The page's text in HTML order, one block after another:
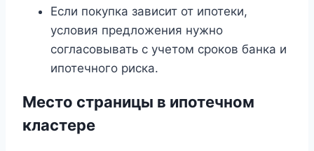
Если покупка зависит от ипотеки,
условия предложения нужно
согласовывать с учетом сроков банка и
ипотечного риска.
Место страницы в ипотечном
кластере